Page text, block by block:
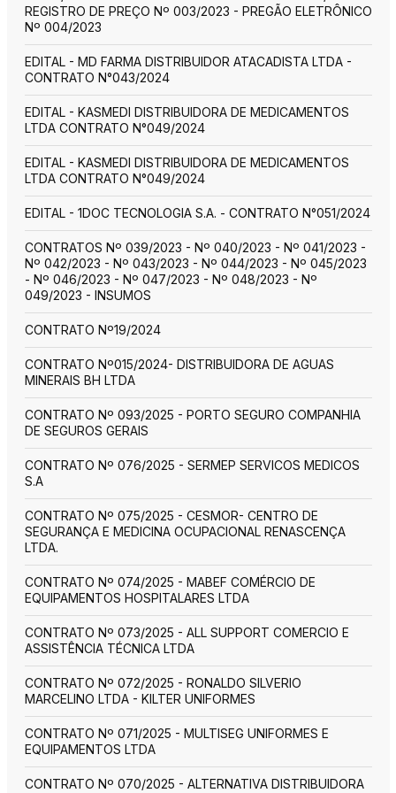
REGISTRO DE PREÇO Nº 003/2023 - PREGÃO ELETRÔNICO
Nº 004/2023
EDITAL - MD FARMA DISTRIBUIDOR ATACADISTA LTDA -
CONTRATO N°043/2024
EDITAL - KASMEDI DISTRIBUIDORA DE MEDICAMENTOS
LTDA CONTRATO N°049/2024
EDITAL - KASMEDI DISTRIBUIDORA DE MEDICAMENTOS
LTDA CONTRATO N°049/2024
EDITAL - 1DOC TECNOLOGIA S.A. - CONTRATO N°051/2024
CONTRATOS Nº 039/2023 - Nº 040/2023 - Nº 041/2023 -
Nº 042/2023 - Nº 043/2023 - Nº 044/2023 - Nº 045/2023
- Nº 046/2023 - Nº 047/2023 - Nº 048/2023 - Nº
049/2023 - INSUMOS
CONTRATO Nº19/2024
CONTRATO Nº015/2024- DISTRIBUIDORA DE AGUAS
MINERAIS BH LTDA
CONTRATO Nº 093/2025 - PORTO SEGURO COMPANHIA
DE SEGUROS GERAIS
CONTRATO Nº 076/2025 - SERMEP SERVICOS MEDICOS
S.A
CONTRATO Nº 075/2025 - CESMOR- CENTRO DE
SEGURANÇA E MEDICINA OCUPACIONAL RENASCENÇA
LTDA.
CONTRATO Nº 074/2025 - MABEF COMÉRCIO DE
EQUIPAMENTOS HOSPITALARES LTDA
CONTRATO Nº 073/2025 - ALL SUPPORT COMERCIO E
ASSISTÊNCIA TÉCNICA LTDA
CONTRATO Nº 072/2025 - RONALDO SILVERIO
MARCELINO LTDA - KILTER UNIFORMES
CONTRATO Nº 071/2025 - MULTISEG UNIFORMES E
EQUIPAMENTOS LTDA
CONTRATO Nº 070/2025 - ALTERNATIVA DISTRIBUIDORA